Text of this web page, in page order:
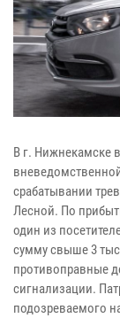
В г. Нижнекамске
срабатывании
Лесной. По
один из
сумму свыше 3
противоправные
сигнализации.
подозреваемого